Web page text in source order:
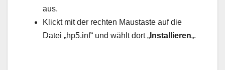
aus.
Klickt mit der rechten Maustaste auf die
Datei „hp5.inf“ und wählt dort „ Installieren„.